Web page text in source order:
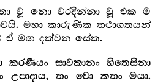
වූ නො වරදින්නා වූ එක ම
මහා කාරුණික තථාගතයන්
ඒ මඟ දක්වන සේක.
කරණීයං සාවකානං හිතෙසිනා
තං වො කතං මයා.